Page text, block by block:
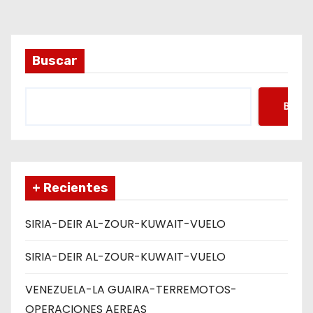
Buscar
+ Recientes
SIRIA-DEIR AL-ZOUR-KUWAIT-VUELO
SIRIA-DEIR AL-ZOUR-KUWAIT-VUELO
VENEZUELA-LA GUAIRA-TERREMOTOS-
OPERACIONES AEREAS